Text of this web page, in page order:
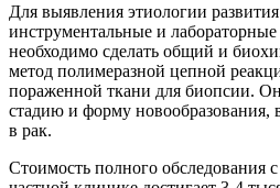
Для выявления этиологии
инструментальные и
необходимо сделать общий и
метод полимеразной цепной
пораженной ткани для биопсии.
стадию и форму новообразования,
в рак.
Стоимость полного обследования